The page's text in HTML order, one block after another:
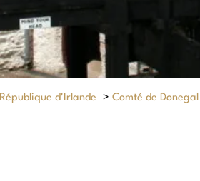
République d'Irlande > Comté de Donegal